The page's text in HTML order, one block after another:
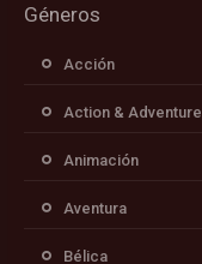
Géneros
Acción
Action & Adventure
Animación
Aventura
Bélica